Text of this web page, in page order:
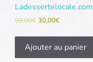
Ladessertelocale.com
99,00€ 30,00€
Ajouter au panier